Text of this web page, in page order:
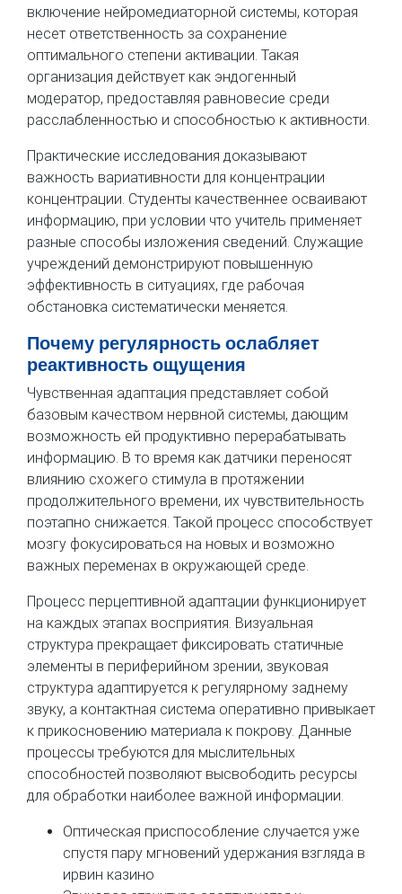
включение нейромедиаторной системы, которая
несет ответственность за сохранение
оптимального степени активации. Такая
организация действует как эндогенный
модератор, предоставляя равновесие среди
расслабленностью и способностью к активности.
Практические исследования доказывают
важность вариативности для концентрации
концентрации. Студенты качественнее осваивают
информацию, при условии что учитель применяет
разные способы изложения сведений. Служащие
учреждений демонстрируют повышенную
эффективность в ситуациях, где рабочая
обстановка систематически меняется.
Почему регулярность ослабляет
реактивность ощущения
Чувственная адаптация представляет собой
базовым качеством нервной системы, дающим
возможность ей продуктивно перерабатывать
информацию. В то время как датчики переносят
влиянию схожего стимула в протяжении
продолжительного времени, их чувствительность
поэтапно снижается. Такой процесс способствует
мозгу фокусироваться на новых и возможно
важных переменах в окружающей среде.
Процесс перцептивной адаптации функционирует
на каждых этапах восприятия. Визуальная
структура прекращает фиксировать статичные
элементы в периферийном зрении, звуковая
структура адаптируется к регулярному заднему
звуку, а контактная система оперативно привыкает
к прикосновению материала к покрову. Данные
процессы требуются для мыслительных
способностей позволяют высвободить ресурсы
для обработки наиболее важной информации.
Оптическая приспособление случается уже
спустя пару мгновений удержания взгляда в
ирвин казино